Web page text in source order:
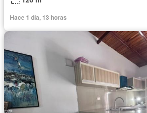
Hace 1 día, 13 horas